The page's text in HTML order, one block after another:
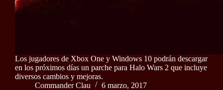
Los jugadores de Xbox One y Windows 10 podrán descargar
en los próximos días un parche para Halo Wars 2 que incluye
diversos cambios y mejoras.
Commander Clau
6 marzo, 2017